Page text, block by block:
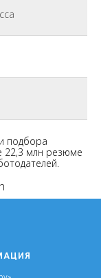
подбора
22,3 млн резюме